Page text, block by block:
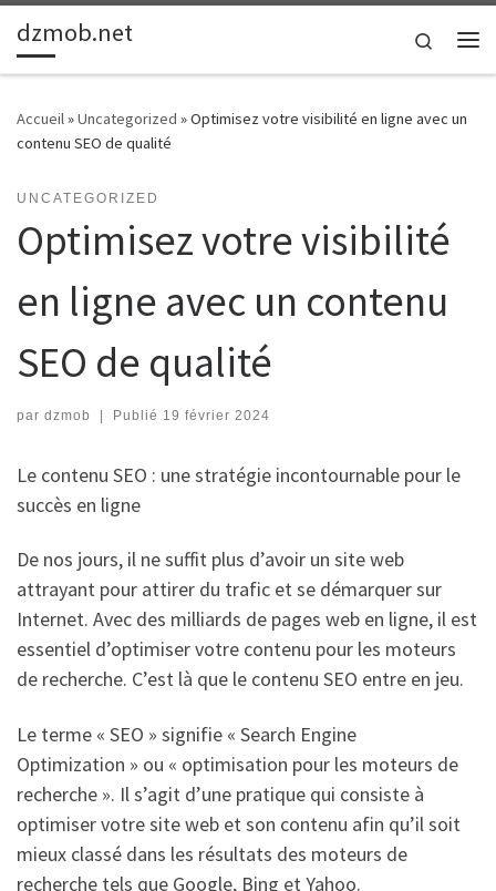
Passer au contenu
dzmob.net
Search
Accueil»Uncategorized »Optimisez votre visibilité en ligne avec un
contenu SEO de qualité
UNCATEGORIZED
Optimisez votre visibilité
en ligne avec un contenu
SEO de qualité
par dzmob | Publié 19 février 2024
Le contenu SEO : une stratégie incontournable pour le
succès en ligne
De nos jours, il ne suffit plus d’avoir un site web
attrayant pour attirer du trafic et se démarquer sur
Internet. Avec des milliards de pages web en ligne, il est
essentiel d’optimiser votre contenu pour les moteurs
de recherche. C’est là que le contenu SEO entre en jeu.
Le terme « SEO » signifie « Search Engine
Optimization » ou « optimisation pour les moteurs de
recherche ». Il s’agit d’une pratique qui consiste à
optimiser votre site web et son contenu afin qu’il soit
mieux classé dans les résultats des moteurs de
recherche tels que Google, Bing et Yahoo.